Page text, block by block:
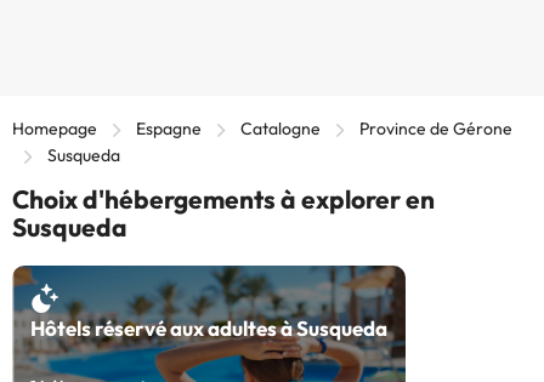
Homepage Espagne Catalogne
Province de Gérone
Susqueda
Choix d'hébergements à explorer en
Susqueda
Hôtels réservé aux adultes à Susqueda